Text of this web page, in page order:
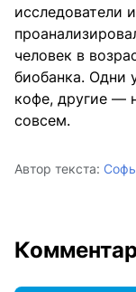
исследователи
человек в
биобанка. Одни
кофе, другие —
совсем.
Автор текста: